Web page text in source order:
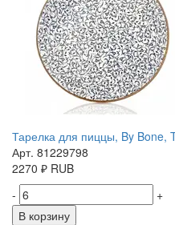
Тарелка для пиццы, By Bone,
Арт. 81229798
2270 ₽ RUB
-
+
В корзину